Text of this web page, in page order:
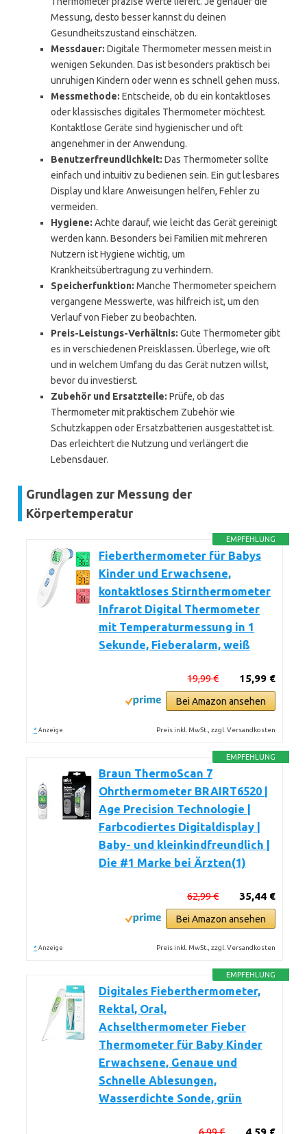
Messung, desto besser kannst du deinen
Gesundheitszustand einschätzen.
Messdauer: Digitale Thermometer messen meist in
wenigen Sekunden. Das ist besonders praktisch bei
unruhigen Kindern oder wenn es schnell gehen muss.
Messmethode: Entscheide, ob du ein kontaktloses
oder klassisches digitales Thermometer möchtest.
Kontaktlose Geräte sind hygienischer und oft
angenehmer in der Anwendung.
Benutzerfreundlichkeit: Das Thermometer sollte
einfach und intuitiv zu bedienen sein. Ein gut lesbares
Display und klare Anweisungen helfen, Fehler zu
vermeiden.
Hygiene: Achte darauf, wie leicht das Gerät gereinigt
werden kann. Besonders bei Familien mit mehreren
Nutzern ist Hygiene wichtig, um
Krankheitsübertragung zu verhindern.
Speicherfunktion: Manche Thermometer speichern
vergangene Messwerte, was hilfreich ist, um den
Verlauf von Fieber zu beobachten.
Preis-Leistungs-Verhältnis: Gute Thermometer gibt
es in verschiedenen Preisklassen. Überlege, wie oft
und in welchem Umfang du das Gerät nutzen willst,
bevor du investierst.
Zubehör und Ersatzteile: Prüfe, ob das
Thermometer mit praktischem Zubehör wie
Schutzkappen oder Ersatzbatterien ausgestattet ist.
Das erleichtert die Nutzung und verlängert die
Lebensdauer.
Grundlagen zur Messung der
Körpertemperatur
EMPFEHLUNG
Fieberthermometer für Babys
Kinder und Erwachsene,
kontaktloses Stirnthermometer
Infrarot Digital Thermometer
mit Temperaturmessung in 1
Sekunde, Fieberalarm, weiß
15,99 €
19,99 €
Bei Amazon ansehen
* Anzeige Preis inkl. MwSt., zzgl. Versandkosten
EMPFEHLUNG
Braun ThermoScan 7
Ohrthermometer BRAIRT6520 |
Age Precision Technologie |
Farbcodiertes Digitaldisplay |
Baby- und kleinkindfreundlich |
Die #1 Marke bei Ärzten(1)
35,44 €
62,99 €
Bei Amazon ansehen
* Anzeige Preis inkl. MwSt., zzgl. Versandkosten
EMPFEHLUNG
Digitales Fieberthermometer,
Rektal, Oral,
Achselthermometer Fieber
Thermometer für Baby Kinder
Erwachsene, Genaue und
Schnelle Ablesungen,
Wasserdichte Sonde, grün
4,59 €
6,99 €